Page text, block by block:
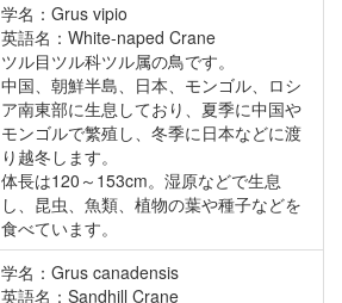
学名：Grus vipio
英語名：White-naped Crane
ツル目ツル科ツル属の鳥です。
中国、朝鮮半島、日本、モンゴル、ロシ
ア南東部に生息しており、夏季に中国や
モンゴルで繁殖し、冬季に日本などに渡
り越冬します。
体長は120～153cm。湿原などで生息
し、昆虫、魚類、植物の葉や種子などを
食べています。
学名：Grus canadensis
英語名：Sandhill Crane